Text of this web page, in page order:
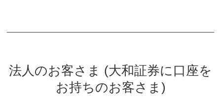
法人のお客さま (大和証券に口座を
お持ちのお客さま)